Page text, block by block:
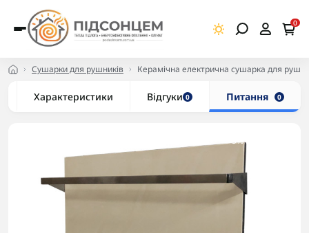
0
Сушарки для рушників Керамічна електрична сушарка для
Характеристики Відгуки 0 Питання 0
-5% в корзині